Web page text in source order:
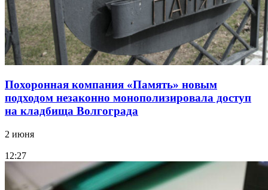
Похоронная компания «Память» новым
подходом незаконно монополизировала доступ
на кладбища Волгограда
2 июня
12:27